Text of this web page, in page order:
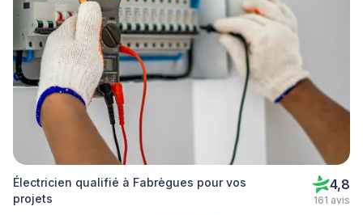
Électricien qualifié à Fabrègues pour vos
projets
4,8
161 avis